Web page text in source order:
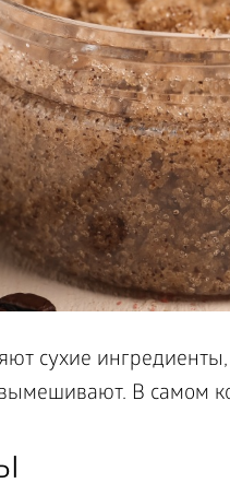
сухие
В самом